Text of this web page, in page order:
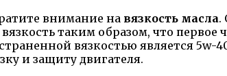
внимание на вязкость масла.
вязкость таким образом, что
вязкостью является
и защиту двигателя.